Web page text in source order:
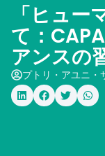
「ヒュー
て：
アンスの
プトリ・アユニ・